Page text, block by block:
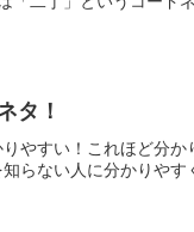
タ！
やすい！これほど分か
らない人に分かりやす